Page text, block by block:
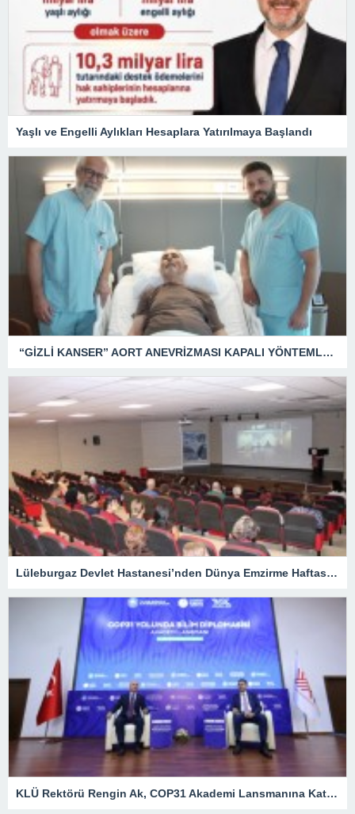
Yaşlı ve Engelli Aylıkları Hesaplara Yatırılmaya Başlandı
“GİZLİ KANSER” AORT ANEVRİZMASI KAPALI YÖNTEMLE TEDAVİ EDİLDİ
Lüleburgaz Devlet Hastanesi’nden Dünya Emzirme Haftası Katılımı
KLÜ Rektörü Rengin Ak, COP31 Akademi Lansmanına Katıldı